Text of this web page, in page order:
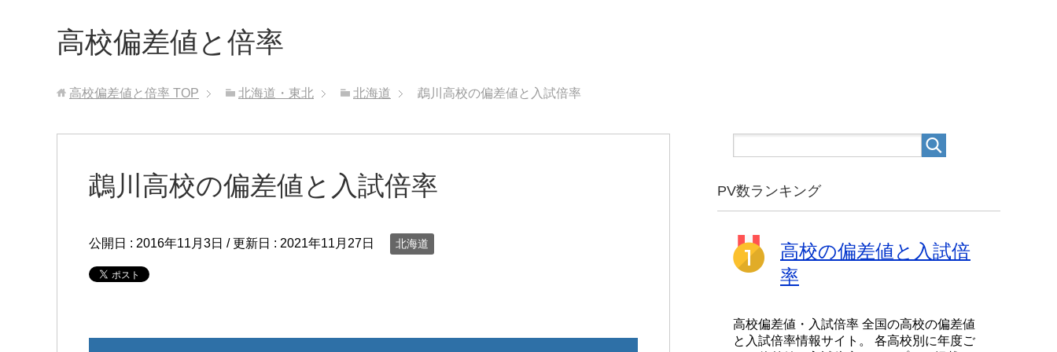
高校偏差値と倍率
高校偏差値と倍率 TOP 北海道・東北 北海道 鵡川高校の偏差値と入試倍率
鵡川高校の偏差値と入試倍率
公開日 : 2016年11月3日 / 更新日 : 2021年11月27日 北海道
PV数ランキング
高校の偏差値と入試倍
率
高校偏差値・入試倍率 全国の高校の偏差値
と入試倍率情報サイト。 各高校別に年度ご